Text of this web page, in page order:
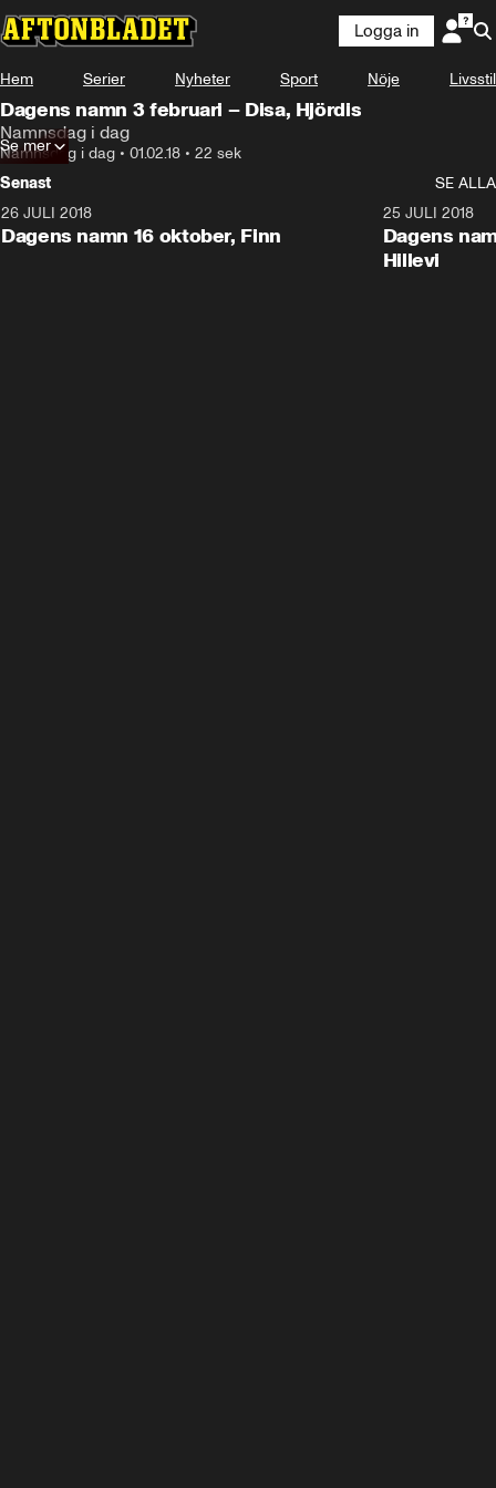
Logga in
Hem Serier Nyheter Sport Nöje Livsstil
Dagens namn 3 februari – Disa, Hjördis
Namnsdag i dag
Namnsdag i dag • 01.02.18 • 22 sek
Se mer
Senast
SE ALLA
26 JULI 2018
Dagens namn 16 oktober, Finn
25 JULI 2018
Dagens
Hillevi